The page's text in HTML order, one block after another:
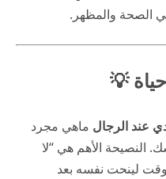
الصحة والمظهر.
💡
عند الرجال ماهي مجرد
النصيحة الأهم هي “لا
وقت لينحت نفسه بعد